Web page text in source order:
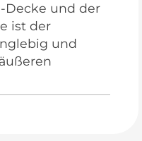
Decke und der
ist der
und